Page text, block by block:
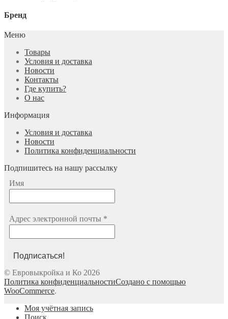
Бренд
Меню
Товары
Условия и доставка
Новости
Контакты
Где купить?
О нас
Информация
Условия и доставка
Новости
Политика конфиденциальности
Подпишитесь на нашу рассылку
Имя
Адрес электронной почты *
© Евровыкройка и Ко 2026
Политика конфиденциальностиСоздано с помощью
WooCommerce.
Моя учётная запись